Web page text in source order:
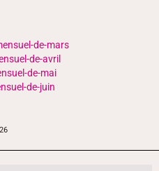
de-mars
de-avril
de-mai
de-juin